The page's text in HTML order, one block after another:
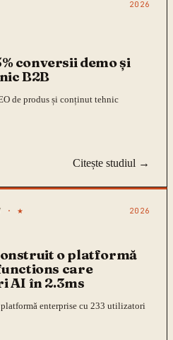
2026
conversii demo și
B2B
de produs și conținut tehnic
Citește studiul →
· ★ 2026
o platformă
care
AI în 2.3ms
enterprise cu 233 utilizatori